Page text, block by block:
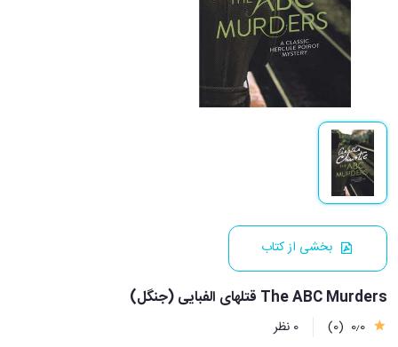
بخشی از کتاب
The ABC Murders قتلهای الفبایی (جنگل)
0٫0 (0) 0 نظر